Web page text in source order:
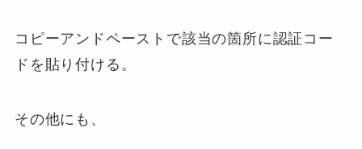
コピーアンドペーストで該当の箇所に認証コー
ドを貼り付ける。
その他にも、